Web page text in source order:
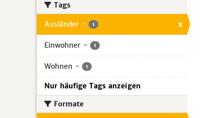
Tags
Ausländer - 1 x
Einwohner - 1
Wohnen - 1
Nur häufige Tags anzeigen
Formate